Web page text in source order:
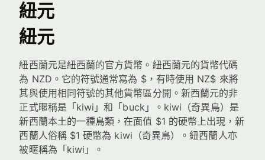
紐元
紐元
紐西蘭元是紐西蘭的官方貨幣。紐西蘭元的貨幣代碼
為 NZD。它的符號通常寫為 $，有時使用 NZ$ 來將
其與使用相同符號的其他貨幣區分開。新西蘭元的非
正式暱稱是「kiwi」和「buck」。kiwi（奇異鳥）是
新西蘭本土的一種鳥類，在面值 $1 的硬幣上出現，新
西蘭人俗稱 $1 硬幣為 kiwi（奇異鳥）。紐西蘭人亦
被暱稱為「kiwi」。